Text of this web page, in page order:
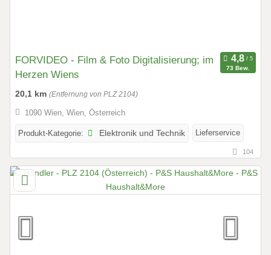
FORVIDEO - Film & Foto Digitalisierung; im
Herzen Wiens
73 Bew.
20,1 km (Entfernung von PLZ 2104)
1090 Wien, Wien, Österreich
Produkt-Kategorie: Elektronik und Technik Lieferservice
104